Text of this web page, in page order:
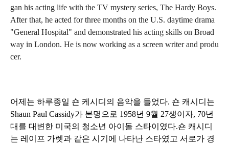
gan his acting life with the TV mystery series, The Hardy Boys.
After that, he acted for three months on the U.S. daytime drama
"General Hospital" and demonstrated his acting skills on Broad
way in London. He is now working as a screen writer and produ
cer.
어제는 하루종일 숀 케시디의 음악을 들었다. 숀 캐시디는
Shaun Paul Cassidy가 본명으로 1958년 9월 27생이자, 70년
대를 대변한 미국의 청소년 아이돌 스타이였다.숀 캐시디
는 레이프 가렛과 같은 시기에 나타난 스타였고 서로가 경